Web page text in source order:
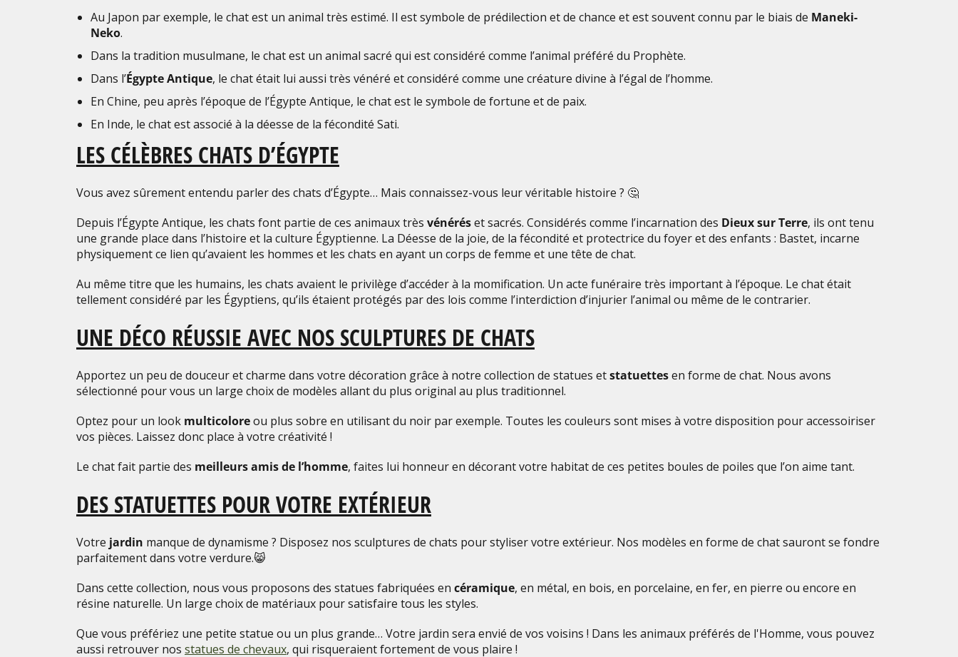
Au Japon par exemple, le chat est un animal très estimé. Il est symbole de prédilection et de chance et est souvent connu par le biais de Maneki-
Neko.
Dans la tradition musulmane, le chat est un animal sacré qui est considéré comme l’animal préféré du Prophète.
Dans l’Égypte Antique, le chat était lui aussi très vénéré et considéré comme une créature divine à l’égal de l’homme.
En Chine, peu après l’époque de l’Égypte Antique, le chat est le symbole de fortune et de paix.
En Inde, le chat est associé à la déesse de la fécondité Sati.
LES CÉLÈBRES CHATS D’ÉGYPTE
Vous avez sûrement entendu parler des chats d’Égypte… Mais connaissez-vous leur véritable histoire ? 🤔
Depuis l’Égypte Antique, les chats font partie de ces animaux très vénéréset sacrés. Considérés comme l’incarnation des Dieux sur Terre, ils ont tenu
une grande place dans l’histoire et la culture Égyptienne. La Déesse de la joie, de la fécondité et protectrice du foyer et des enfants : Bastet, incarne
physiquement ce lien qu’avaient les hommes et les chats en ayant un corps de femme et une tête de chat.
Au même titre que les humains, les chats avaient le privilège d’accéder à la momification. Un acte funéraire très important à l’époque. Le chat était
tellement considéré par les Égyptiens, qu’ils étaient protégés par des lois comme l’interdiction d’injurier l’animal ou même de le contrarier.
UNE DÉCO RÉUSSIE AVEC NOS SCULPTURES DE CHATS
Apportez un peu de douceur et charme dans votre décoration grâce à notre collection de statues etstatuettesen forme de chat. Nous avons
sélectionné pour vous un large choix de modèles allant du plus original au plus traditionnel.
Optez pour un look multicoloreou plus sobre en utilisant du noir par exemple. Toutes les couleurs sont mises à votre disposition pour accessoiriser
vos pièces. Laissez donc place à votre créativité !
Le chat fait partie des meilleurs amis de l’homme, faites lui honneur en décorant votre habitat de ces petites boules de poiles que l’on aime tant.
DES STATUETTES POUR VOTRE EXTÉRIEUR
Votre jardin manque de dynamisme ? Disposez nos sculptures de chats pour styliser votre extérieur. Nos modèles en forme de chat sauront se fondre
parfaitement dans votre verdure.😸
Dans cette collection, nous vous proposons des statues fabriquées en céramique, en métal, en bois, en porcelaine, en fer, en pierre ou encore en
résine naturelle. Un large choix de matériaux pour satisfaire tous les styles.
Que vous préfériez une petite statue ou un plus grande… Votre jardin sera envié de vos voisins ! Dans les animaux préférés de l'Homme, vous pouvez
aussi retrouver nos statues de chevaux, qui risqueraient fortement de vous plaire !